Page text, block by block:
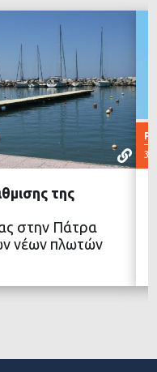
της
στην Πάτρα
νέων πλωτών
30